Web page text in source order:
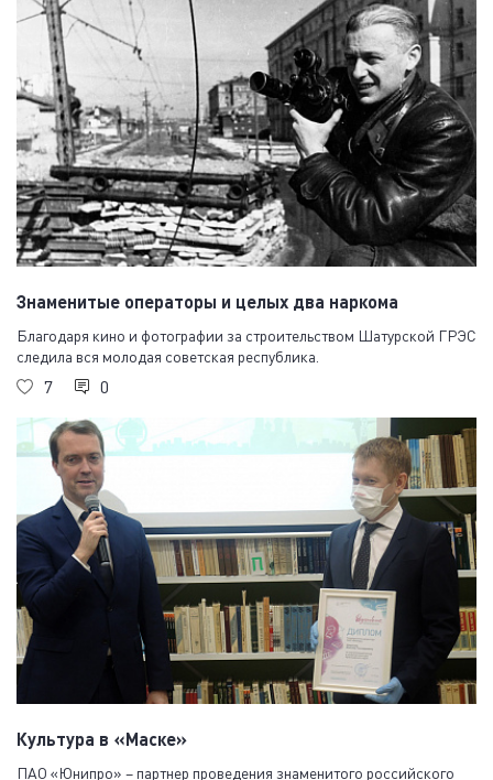
Знаменитые операторы и целых два наркома
Благодаря кино и фотографии за строительством Шатурской ГРЭС
следила вся молодая советская республика.
7 0
Культура в «Маске»
ПАО «Юнипро» – партнер проведения знаменитого российского